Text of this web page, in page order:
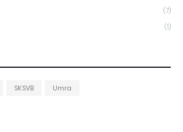
(7)
(1)
SKSVB Umra